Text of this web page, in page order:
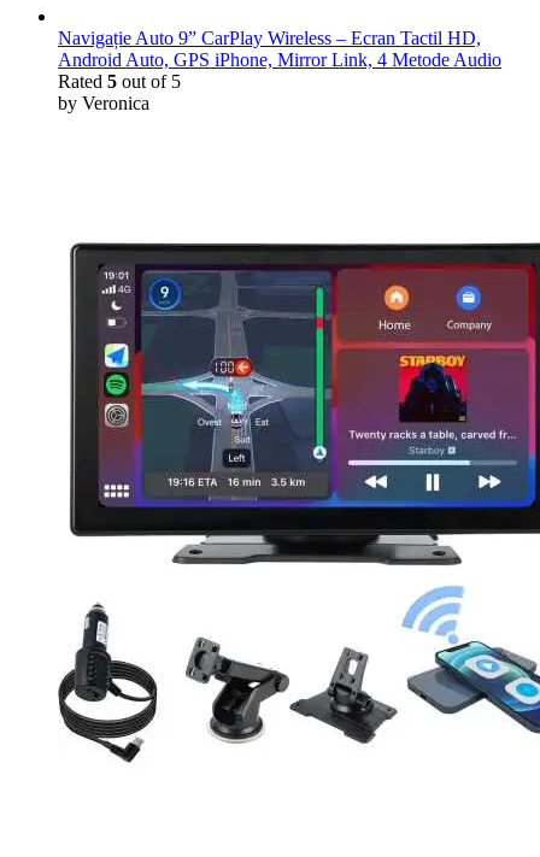
Navigație Auto 9” CarPlay Wireless – Ecran Tactil HD,
Android Auto, GPS iPhone, Mirror Link, 4 Metode Audio
Rated 5 out of 5
by Veronica